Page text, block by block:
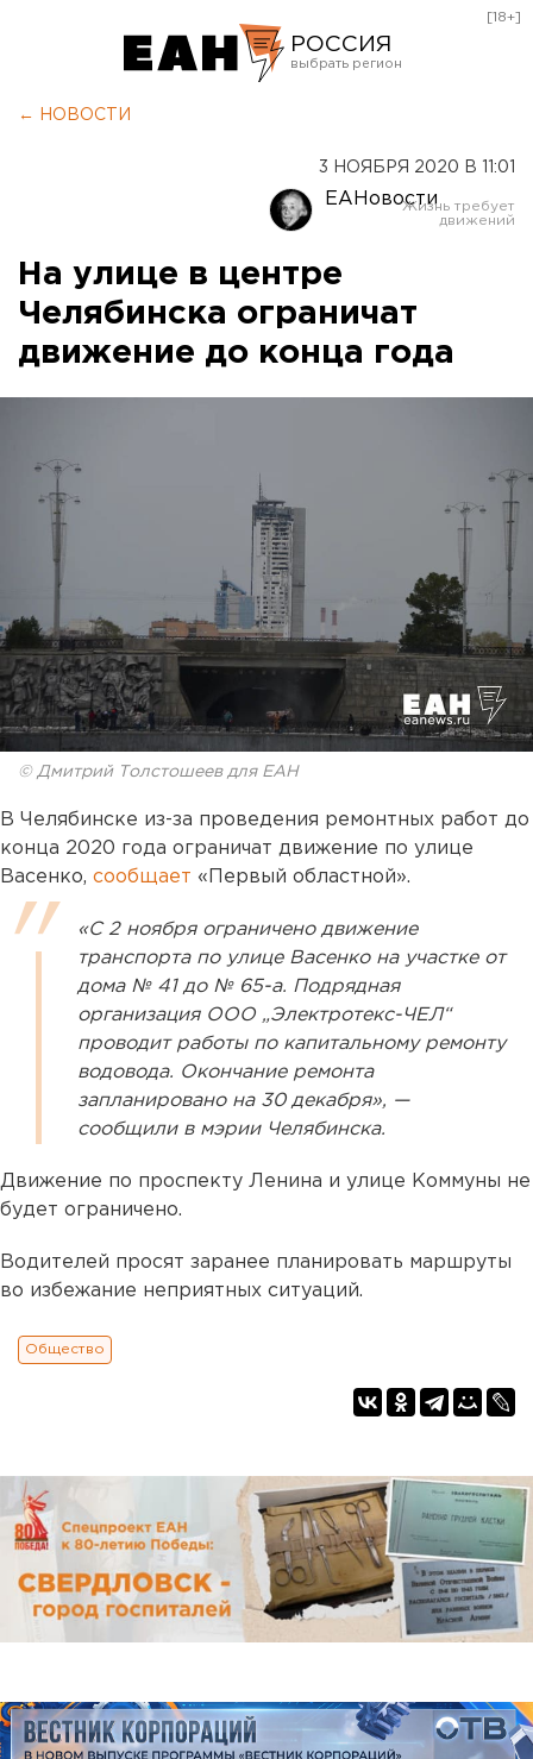
РОССИЯ
Оренбург
[18+]
← НОВОСТИ
3 НОЯБРЯ 2020 В 11:01
ЕАНовости
На улице в центре
Челябинска ограничат
движение до конца года
© Дмитрий Толстошеев для ЕАН
В Челябинске из-за проведения ремонтных работ до
конца 2020 года ограничат движение по улице
Васенко, сообщает «Первый областной».
«С 2 ноября ограничено движение
транспорта по улице Васенко на участке от
дома № 41 до № 65-а. Подрядная
организация ООО „Электротекс-ЧЕЛ“
проводит работы по капитальному ремонту
водовода. Окончание ремонта
запланировано на 30 декабря», —
сообщили в мэрии Челябинска.
Движение по проспекту Ленина и улице Коммуны не
будет ограничено.
Водителей просят заранее планировать маршруты
во избежание неприятных ситуаций.
Общество